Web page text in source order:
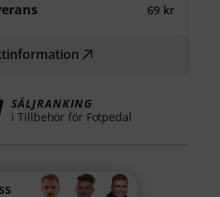
69 kr
SÄLJRANKING
i Tillbehör för Fotpedal